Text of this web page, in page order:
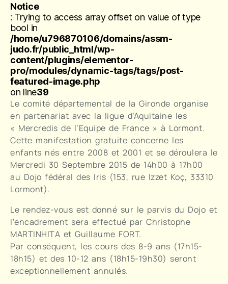
Notice
: Trying to access array offset on value of type
bool in
/home/u796870106/domains/assm-
judo.fr/public_html/wp-
content/plugins/elementor-
pro/modules/dynamic-tags/tags/post-
featured-image.php
on line39
Le comité départemental de la Gironde organise
en partenariat avec la ligue d’Aquitaine les
« Mercredis de l’Equipe de France » à Lormont.
Cette manifestation gratuite concerne les
enfants nés entre 2008 et 2001 et se déroulera le
Mercredi 30 Septembre 2015 de 14h00 à 17h00
au Dojo fédéral des Iris (153, rue Izzet Koç, 33310
Lormont).
Le rendez-vous est donné sur le parvis du Dojo et
l’encadrement sera effectué par Christophe
MARTINHITA et Guillaume FORT.
Par conséquent, les cours des 8-9 ans (17h15-
18h15) et des 10-12 ans (18h15-19h30) seront
exceptionnellement annulés.